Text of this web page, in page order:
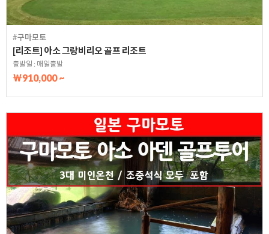
#구마모토
[리조트] 아소 그랑비리오 골프 리조트
출발일 : 매일출발
￦910,000 ~